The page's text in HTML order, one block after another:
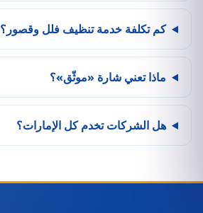
كم تكلفة خدمة تنظيف فلل وقصور؟
ماذا تعني شارة «موثّق»؟
هل الشركات تخدم كل الإمارات؟